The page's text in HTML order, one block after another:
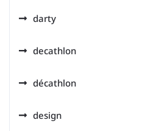
darty
decathlon
décathlon
design